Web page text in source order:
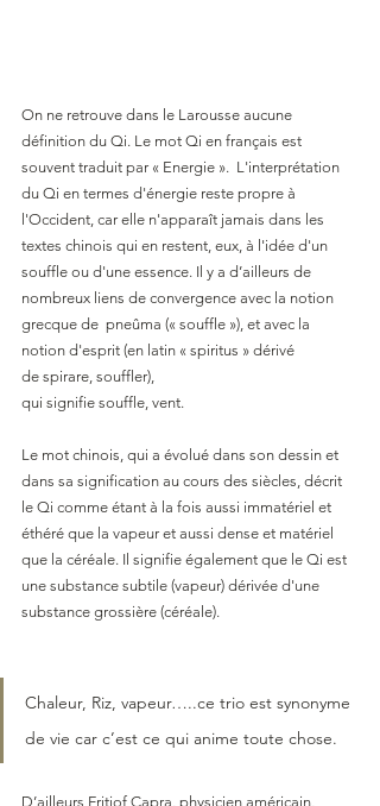
On ne retrouve dans le Larousse aucune
définition du Qi. Le mot Qi en français est
souvent traduit par « Energie ».  L'interprétation
du Qi en termes d'énergie reste propre à
l'Occident, car elle n'apparaît jamais dans les
textes chinois qui en restent, eux, à l'idée d'un
souffle ou d'une essence. Il y a d’ailleurs de
nombreux liens de convergence avec la notion
grecque de  pneûma (« souffle »), et avec la
notion d'esprit (en latin « spiritus » dérivé
de spirare, souffler),
qui signifie souffle, vent.
Le mot chinois, qui a évolué dans son dessin et
dans sa signification au cours des siècles, décrit
le Qi comme étant à la fois aussi immatériel et
éthéré que la vapeur et aussi dense et matériel
que la céréale. Il signifie également que le Qi est
une substance subtile (vapeur) dérivée d'une
substance grossière (céréale).
Chaleur, Riz, vapeur…..ce trio est synonyme
de vie car c’est ce qui anime toute chose.
D’ailleurs Fritjof Capra, physicien américain,